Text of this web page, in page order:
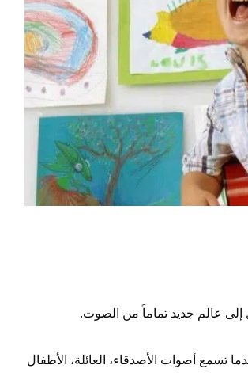
عالم جديد تماماً من الصوت.
تسمع أصوات الأصدقاء، العائلة، الأطفال